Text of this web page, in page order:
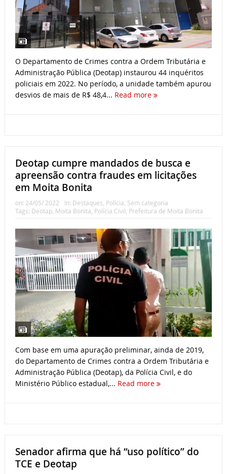
O Departamento de Crimes contra a Ordem Tributária e
Administração Pública (Deotap) instaurou 44 inquéritos
policiais em 2022. No período, a unidade também apurou
desvios de mais de R$ 48,4... Read more
Deotap cumpre mandados de busca e
apreensão contra fraudes em licitações
em Moita Bonita
on: 24/05/ 2022 In: Destaques Polícia Sem categoria
Tags: Deotap, Moita Bonita Polícia Civil Prefeitura de Moita Bonita
Com base em uma apuração preliminar, ainda de 2019,
do Departamento de Crimes contra a Ordem Tributária e
Administração Pública (Deotap), da Polícia Civil, e do
Ministério Público estadual,... Read more
Senador afirma que há “uso político” do
TCE e Deotap